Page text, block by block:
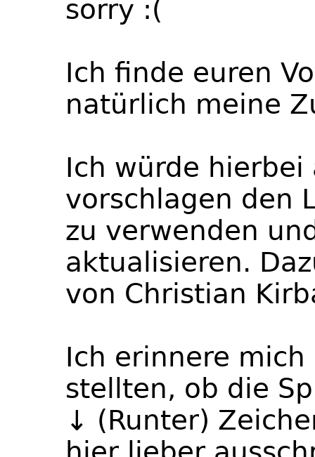
sorry :(
Ich finde euren
natürlich meine
Ich würde
vorschlagen den
zu verwenden
aktualisieren.
von Christian
Ich erinnere mich
stellten, ob die
↓ (Runter)